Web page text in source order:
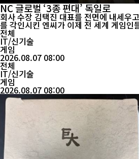
NC 글로벌 ‘3종 편대’ 독일로
회사 수장 김택진 대표를 전면에 내세우
를 각인시킨 엔씨가 이제 전 세계 게임인
로 날아간다. 오는 26일 독일 쾰른에서 개막하는 세계 최대 게임 박
람회 게임스컴(gamescom)에 ‘아이온
시티’(CINDER CITY)와 ’프로젝트 본
전체
IT/신기술
게임
2026.08.07 08:00
전체
IT/신기술
게임
2026.08.07 08:00